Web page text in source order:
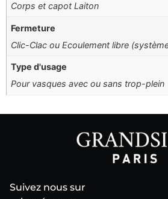
Corps et capot Laiton
Fermeture
Clic-Clac ou Ecoulement libre
Type d'usage
Pour vasques avec ou sans trop-plein
Suivez nous sur